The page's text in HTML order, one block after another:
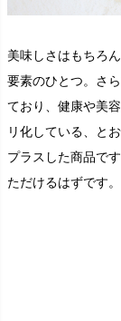
美味しさはもちろ
要素のひとつ。さ
ており、健康や美
リ化している、と
プラスした商品で
ただけるはずです。